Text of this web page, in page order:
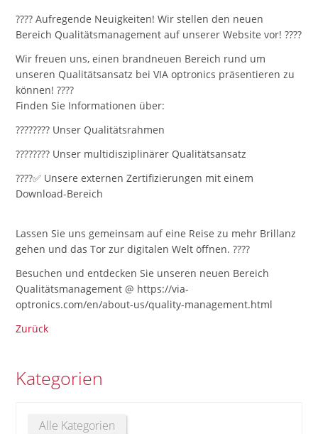
???? Aufregende Neuigkeiten! Wir stellen den neuen
Bereich Qualitätsmanagement auf unserer Website vor! ????
Wir freuen uns, einen brandneuen Bereich rund um
unseren Qualitätsansatz bei VIA optronics präsentieren zu
können! ????
Finden Sie Informationen über:
???????? Unser Qualitätsrahmen
???????? Unser multidisziplinärer Qualitätsansatz
????✅ Unsere externen Zertifizierungen mit einem
Download-Bereich
Lassen Sie uns gemeinsam auf eine Reise zu mehr Brillanz
gehen und das Tor zur digitalen Welt öffnen. ????
Besuchen und entdecken Sie unseren neuen Bereich
Qualitätsmanagement @ https://via-
optronics.com/en/about-us/quality-management.html
Zurück
Kategorien
Alle Kategorien